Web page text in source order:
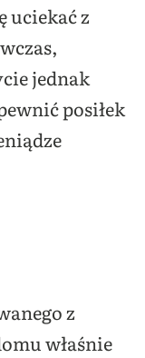
uciekać z
jednak
posiłek
z
właśnie